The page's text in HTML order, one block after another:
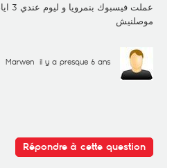
عملت
موصلنيش
Marwen il y a presque 6 ans
Répondre à cette question